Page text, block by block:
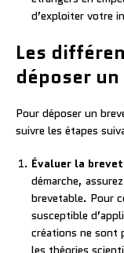
d’exploiter votre
Les
déposer
Pour déposer un
suivre les étapes
Évaluer la
démarche,
brevetable. Pour
susceptible
créations ne sont
les théories